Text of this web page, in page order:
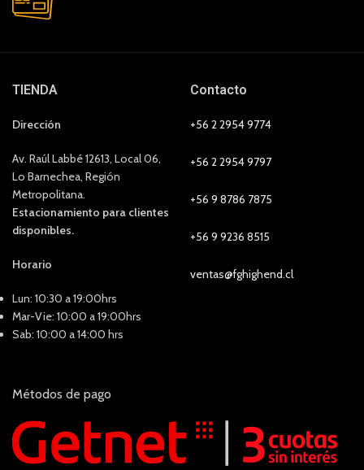
TIENDA
Dirección
Av. Raúl Labbé 12613, Local 06,
Lo Barnechea, Región
Metropolitana.
Estacionamiento para clientes
disponibles.
Horario
Lun: 10:30 a 19:00hrs
Mar-Vie: 10:00 a 19:00hrs
Sab: 10:00 a 14:00 hrs
Contacto
+56 2 2954 9774
+56 2 2954 9797
+56 9 8786 7875
+56 9 9236 8515
ventas@fghighend.cl
Métodos de pago